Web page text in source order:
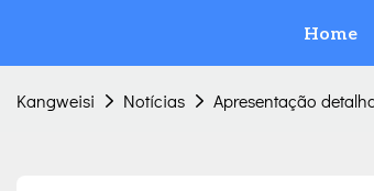
Home
Kangweisi Notícias Apresentação